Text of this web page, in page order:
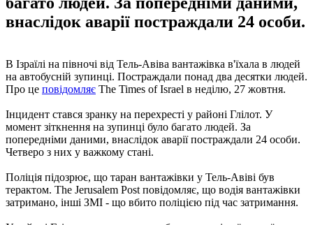
внаслідок аварії постраждали 24 особи.
В Ізраїлі на півночі від Тель-Авіва вантажівка в'їхала в людей
на автобусній зупинці. Постраждали понад два десятки людей.
Про це повідомляє The Times of Israel в неділю, 27 жовтня.
Інцидент стався зранку на перехресті у районі Глілот. У
момент зіткнення на зупинці було багато людей. За
попередніми даними, внаслідок аварії постраждали 24 особи.
Четверо з них у важкому стані.
Поліція підозрює, що таран вантажівки у Тель-Авіві був
терактом. The Jerusalem Post повідомляє, що водія вантажівки
затримано, інші ЗМІ - що вбито поліцією під час затримання.